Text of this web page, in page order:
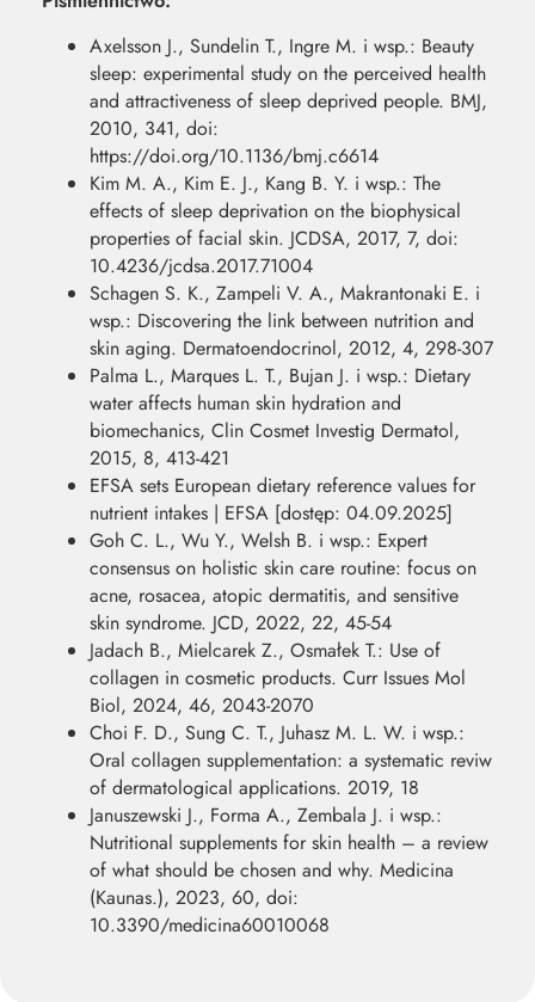
Axelsson J., Sundelin T., Ingre M. i wsp.: Beauty
sleep: experimental study on the perceived health
and attractiveness of sleep deprived people. BMJ,
2010, 341, doi:
https://doi.org/10.1136/bmj.c6614
Kim M. A., Kim E. J., Kang B. Y. i wsp.: The
effects of sleep deprivation on the biophysical
properties of facial skin. JCDSA, 2017, 7, doi:
10.4236/jcdsa.2017.71004
Schagen S. K., Zampeli V. A., Makrantonaki E. i
wsp.: Discovering the link between nutrition and
skin aging. Dermatoendocrinol, 2012, 4, 298-307
Palma L., Marques L. T., Bujan J. i wsp.: Dietary
water affects human skin hydration and
biomechanics, Clin Cosmet Investig Dermatol,
2015, 8, 413-421
EFSA sets European dietary reference values for
nutrient intakes | EFSA [dostęp: 04.09.2025]
Goh C. L., Wu Y., Welsh B. i wsp.: Expert
consensus on holistic skin care routine: focus on
acne, rosacea, atopic dermatitis, and sensitive
skin syndrome. JCD, 2022, 22, 45-54
Jadach B., Mielcarek Z., Osmałek T.: Use of
collagen in cosmetic products. Curr Issues Mol
Biol, 2024, 46, 2043-2070
Choi F. D., Sung C. T., Juhasz M. L. W. i wsp.:
Oral collagen supplementation: a systematic reviw
of dermatological applications. 2019, 18
Januszewski J., Forma A., Zembala J. i wsp.:
Nutritional supplements for skin health – a review
of what should be chosen and why. Medicina
(Kaunas.), 2023, 60, doi:
10.3390/medicina60010068